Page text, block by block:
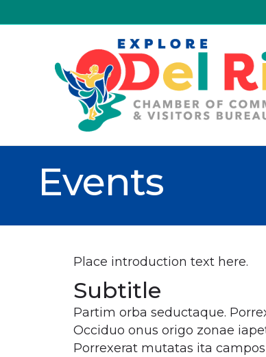
Events
Place introduction text here.
Subtitle
Partim orba seductaque.
Occiduo onus origo zonae
Porrexerat mutatas ita